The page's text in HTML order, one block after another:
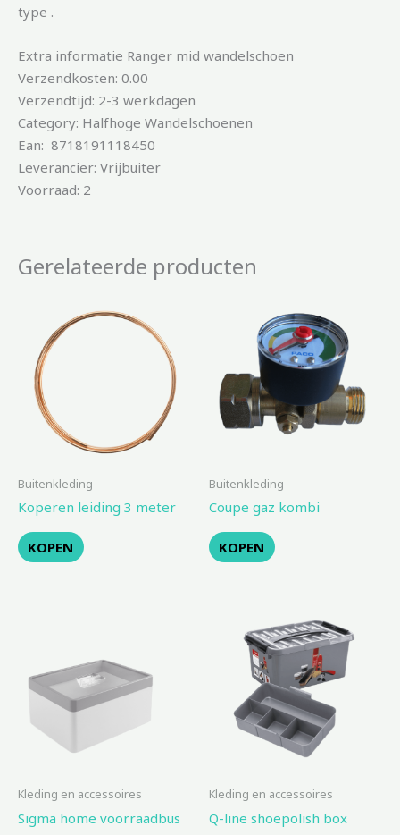
type .
Extra informatie Ranger mid wandelschoen
Verzendkosten: 0.00
Verzendtijd: 2-3 werkdagen
Category: Halfhoge Wandelschoenen
Ean: 8718191118450
Leverancier: Vrijbuiter
Voorraad: 2
Gerelateerde producten
Buitenkleding
Koperen leiding 3 meter
KOPEN
Buitenkleding
Coupe gaz kombi
KOPEN
Kleding en accessoires
Sigma home voorraadbus
Kleding en accessoires
Q-line shoepolish box